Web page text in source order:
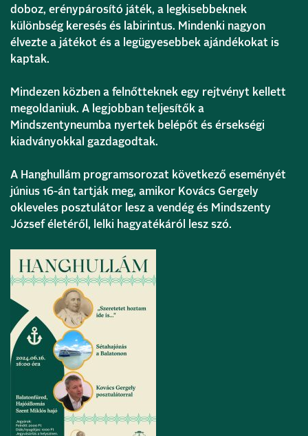
doboz, erénypárosító játék, a legkisebbeknek
különbség keresés és labirintus. Mindenki nagyon
élvezte a játékot és a legügyesebbek ajándékokat is
kaptak.
Mindezen közben a felnőtteknek egy rejtvényt kellett
megoldaniuk. A legjobban teljesítők a
Mindszentyneumba nyertek belépőt és érsekségi
kiadványokkal gazdagodtak.
A Hanghullám programsorozat következő eseményét
június 16-án tartják meg, amikor Kovács Gergely
okleveles posztulátor lesz a vendég és Mindszenty
József életéről, lelki hagyatékáról lesz szó.